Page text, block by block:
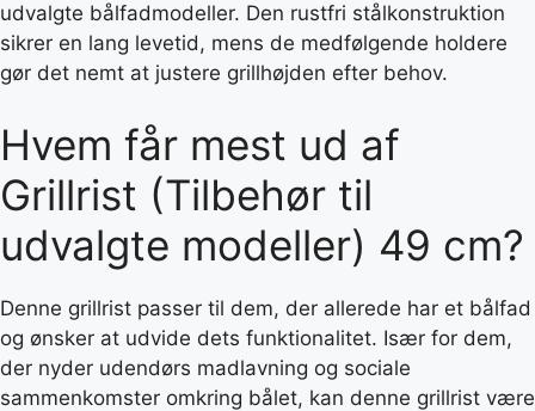
udvalgte bålfadmodeller. Den rustfri stålkonstruktion
sikrer en lang levetid, mens de medfølgende holdere
gør det nemt at justere grillhøjden efter behov.
Hvem får mest ud af
Grillrist (Tilbehør til
udvalgte modeller) 49 cm?
Denne grillrist passer til dem, der allerede har et bålfad
og ønsker at udvide dets funktionalitet. Især for dem,
der nyder udendørs madlavning og sociale
sammenkomster omkring bålet, kan denne grillrist være